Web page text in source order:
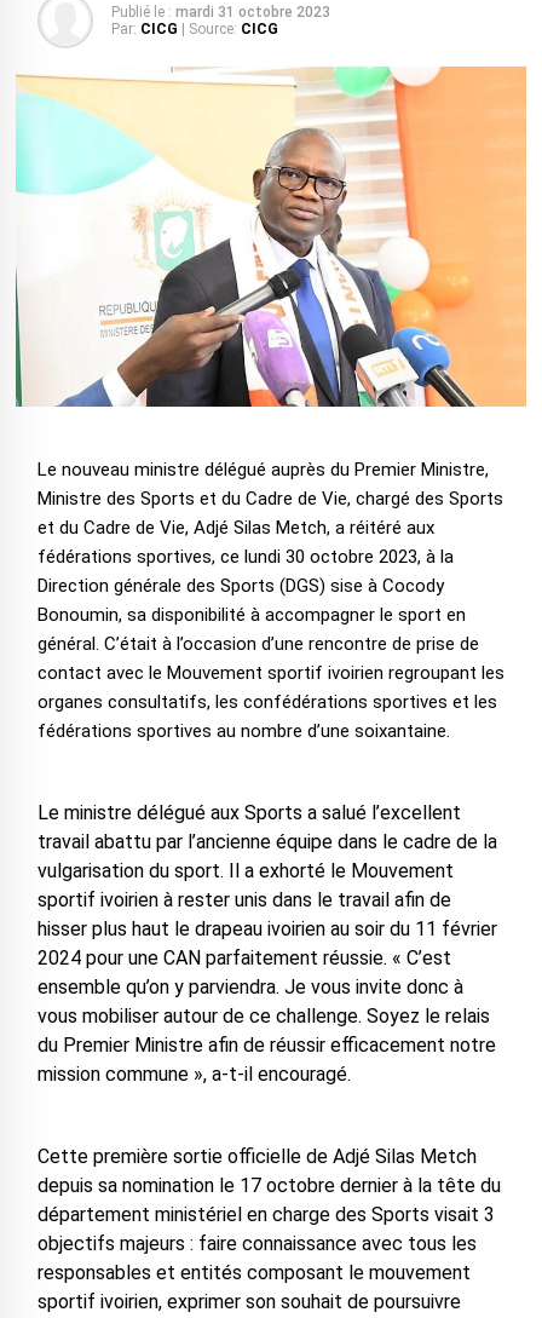
Publié le : mardi 31 octobre 2023
Par: CICG | Source: CICG
Le nouveau ministre délégué auprès du Premier Ministre,
Ministre des Sports et du Cadre de Vie, chargé des Sports
et du Cadre de Vie, Adjé Silas Metch, a réitéré aux
fédérations sportives, ce lundi 30 octobre 2023, à la
Direction générale des Sports (DGS) sise à Cocody
Bonoumin, sa disponibilité à accompagner le sport en
général. C’était à l’occasion d’une rencontre de prise de
contact avec le Mouvement sportif ivoirien regroupant les
organes consultatifs, les confédérations sportives et les
fédérations sportives au nombre d’une soixantaine.
Le ministre délégué aux Sports a salué l’excellent
travail abattu par l’ancienne équipe dans le cadre de la
vulgarisation du sport. Il a exhorté le Mouvement
sportif ivoirien à rester unis dans le travail afin de
hisser plus haut le drapeau ivoirien au soir du 11 février
2024 pour une CAN parfaitement réussie. « C’est
ensemble qu’on y parviendra. Je vous invite donc à
vous mobiliser autour de ce challenge. Soyez le relais
du Premier Ministre afin de réussir efficacement notre
mission commune », a-t-il encouragé.
Cette première sortie officielle de Adjé Silas Metch
depuis sa nomination le 17 octobre dernier à la tête du
département ministériel en charge des Sports visait 3
objectifs majeurs : faire connaissance avec tous les
responsables et entités composant le mouvement
sportif ivoirien, exprimer son souhait de poursuivre